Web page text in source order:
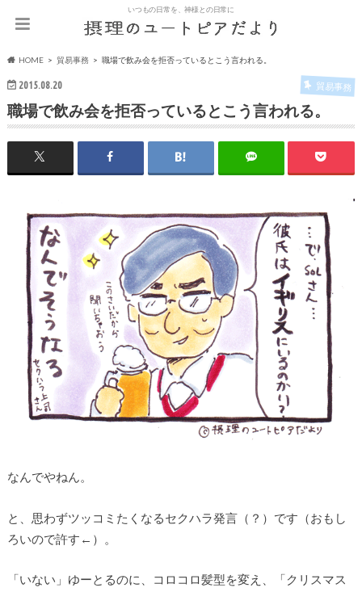
いつもの日常を、神様との日常に
HOME 貿易事務 職場で飲み会を拒否っているとこう言われる。
2015.08.20 貿易事務
職場で飲み会を拒否っているとこう言われる。
なんでやねん。
と、思わずツッコミたくなるセクハラ発言（？）です（おもし
ろいので許す←）。
「いない」ゆーとるのに、コロコロ髪型を変え、「クリスマス